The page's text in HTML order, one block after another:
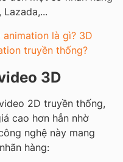
animation là gì? 3D
truyền thống?
3D
2D truyền thống,
cao hơn hẳn nhờ
nghệ này mang
hàng: